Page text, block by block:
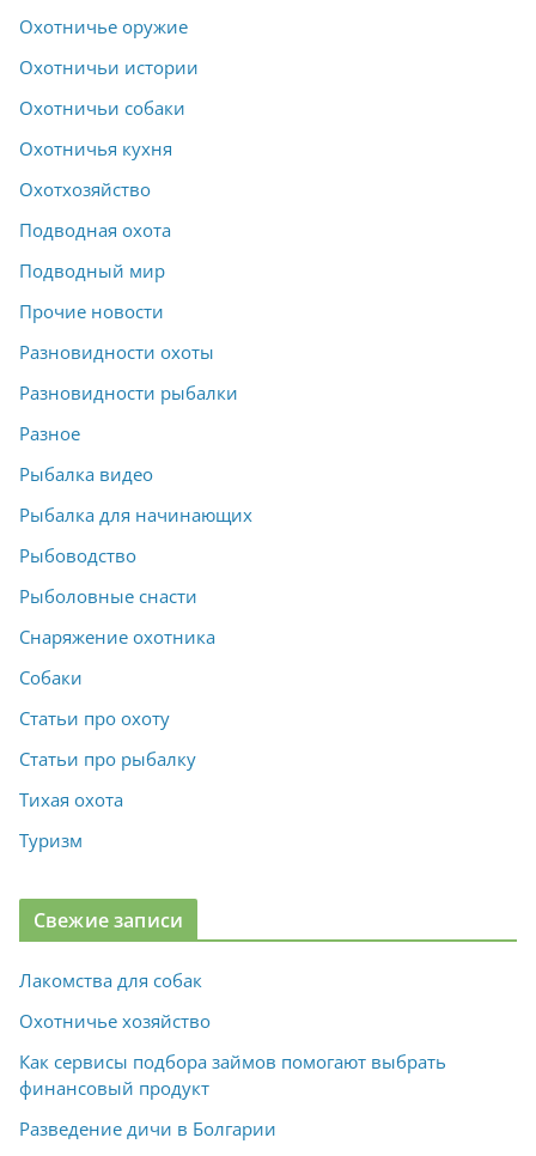
Охотничье оружие
Охотничьи истории
Охотничьи собаки
Охотничья кухня
Охотхозяйство
Подводная охота
Подводный мир
Прочие новости
Разновидности охоты
Разновидности рыбалки
Разное
Рыбалка видео
Рыбалка для начинающих
Рыбоводство
Рыболовные снасти
Снаряжение охотника
Собаки
Статьи про охоту
Статьи про рыбалку
Тихая охота
Туризм
Свежие записи
Лакомства для собак
Охотничье хозяйство
Как сервисы подбора займов помогают выбрать
финансовый продукт
Разведение дичи в Болгарии